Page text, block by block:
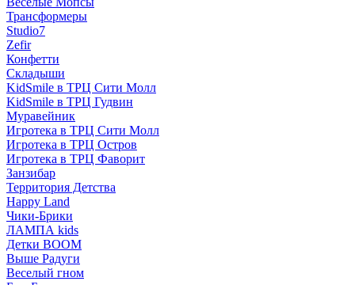
Трансформеры
Studio7
Zefir
Конфетти
Складыши
KidSmile в ТРЦ Сити Молл
KidSmile в ТРЦ Гудвин
Муравейник
Игротека в ТРЦ Сити Молл
Игротека в ТРЦ Остров
Игротека в ТРЦ Фаворит
Занзибар
Территория Детства
Happy Land
Чики-Брики
ЛАМПА kids
Детки BOOM
Выше Радуги
Веселый гном